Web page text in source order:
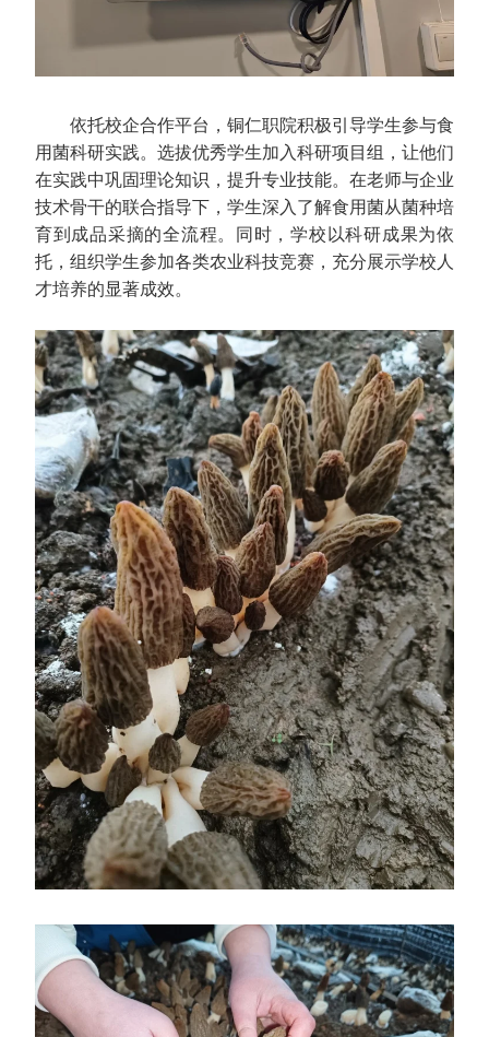
依托校企合作平台，铜仁职院积极引导学生参与食
用菌科研实践。选拔优秀学生加入科研项目组，让他们
在实践中巩固理论知识，提升专业技能。在老师与企业
技术骨干的联合指导下，学生深入了解食用菌从菌种培
育到成品采摘的全流程。同时，学校以科研成果为依
托，组织学生参加各类农业科技竞赛，充分展示学校人
才培养的显著成效。